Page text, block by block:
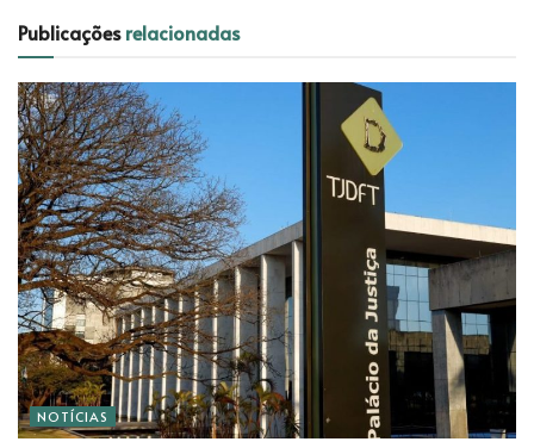
Publicaçõesrelacionadas
NOTÍCIAS